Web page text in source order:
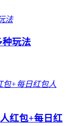
种玩法
红包+每日红